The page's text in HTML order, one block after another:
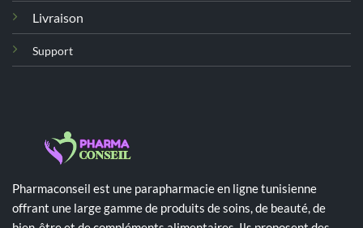
Livraison
Support
Pharmaconseil est une parapharmacie en ligne tunisienne
offrant une large gamme de produits de soins, de beauté, de